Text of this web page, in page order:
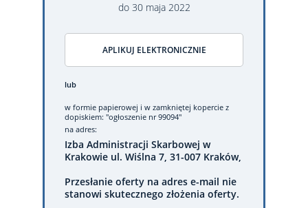
do 30 maja 2022
APLIKUJ ELEKTRONICZNIE
lub
w formie papierowej i w zamkniętej kopercie z
dopiskiem: "ogłoszenie nr 99094"
na adres:
Izba Administracji Skarbowej w
Krakowie ul. Wiślna 7, 31-007 Kraków,
Przesłanie oferty na adres e-mail nie
stanowi skutecznego złożenia oferty.